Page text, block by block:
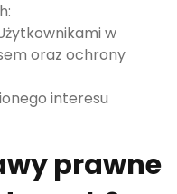
w
oraz ochrony
interesu
prawne